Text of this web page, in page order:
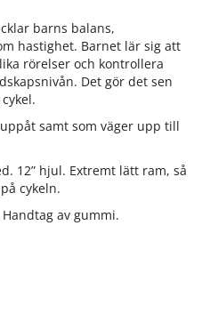
barns balans,
hastighet. Barnet lär sig att
rörelser och kontrollera
Det gör det sen
samt som väger upp till
12” hjul. Extremt lätt ram, så
cykeln.
av gummi.